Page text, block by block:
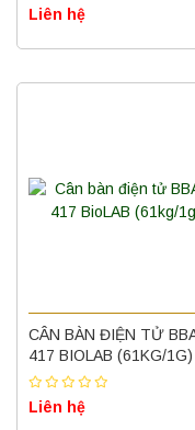
Liên hệ
CÂN BÀN ĐIỆN TỬ
417 BIOLAB (61KG/1G)
Liên hệ